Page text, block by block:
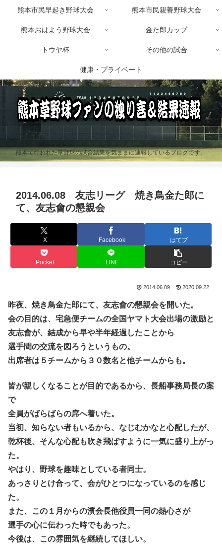
熊本で行われた草野球の試合結果を気ままに速報しているブログです。
熊本市民早起き野球大会 熊本市民親善野球大会
熊本おはよう野球大会 金た郎カップ
トウヤ杯 その他の試合
健康・プライベート
2014.06.08 友志リーグ 焼き鳥金た郎に
て、友志會の懇親会
X Facebook はてブ
Pocket LINE コピー
2014.06.09 2020.09.22
昨夜、焼き鳥金た郎にて、友志會の懇親会を開いた。
会の目的は、宅急便チームの全国ヤマト大会出場の激励と
友志會が、結成から早や半年経過したことから
選手間の交流を図ろうというもの。
出席者は５チームから３０数名と他チームからも。
皆が親しくなることが目的であるから、長船事務局長の案
で
全員がばらばらの席へ着いた。
当初、知らない者もいるから、なじむかなと心配したが、
乾杯後、そんな心配も吹き飛ばすように一気に盛り上がっ
た。
やはり、野球を趣味としている者同士。
あっさりとけ合って、会がひとつになっているのを感じ
た。
また、この１月からの濱会長他役員一同の熱心さが
選手の心に伝わった時でもあった。
今後は、この雰囲気を継続してほしい。